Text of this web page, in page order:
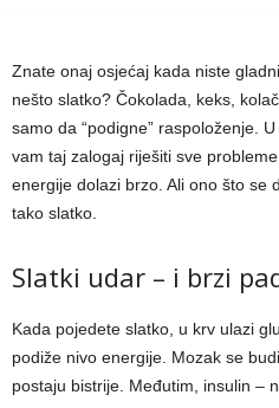
Znate onaj osjećaj kada niste
nešto slatko? Čokolada, keks,
samo da “podigne” raspoloženje.
vam taj zalogaj riješiti sve
energije dolazi brzo. Ali ono što se
tako slatko.
Slatki udar – i brzi
Kada pojedete slatko, u krv ulazi
podiže nivo energije. Mozak se
postaju bistrije. Međutim, insulin –